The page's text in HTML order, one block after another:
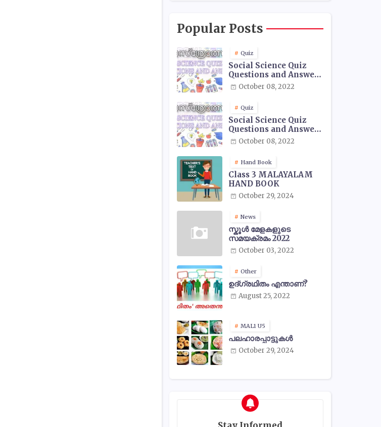
Popular Posts
Quiz
Social Science Quiz
Questions and Answers
- 01October 08, 2022
Quiz
Social Science Quiz
Questions and Answers
- 02October 08, 2022
Hand Book
Class 3 MALAYALAM
HAND BOOK
October 29, 2024
News
സ്കൂൾ മേളകളുടെ
സമയക്രമം 2022
October 03, 2022
Other
ഉദ്ഗ്രഥിതം എന്താണ്?
August 25, 2022
MAL1 U5
പലഹാരപ്പാട്ടുകൾ
October 29, 2024